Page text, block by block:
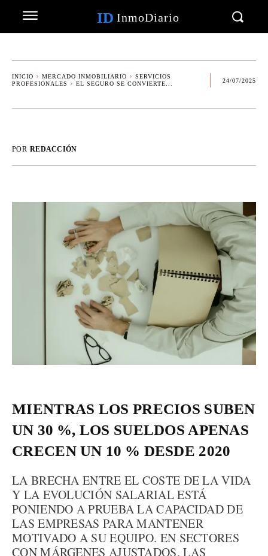
ID InmoDiario
INICIO MERCADO INMOBILIARIO
SERVICIOS
PROFESIONALES
EL SEGURO SE CONVIERTE...
24/07/2025
POR REDACCIÓN
MIENTRAS LOS PRECIOS SUBEN
UN 30 %, LOS SUELDOS APENAS
CRECEN UN 10 % DESDE 2020
LA BRECHA ENTRE EL COSTE DE LA VIDA
Y LA EVOLUCIÓN SALARIAL ESTÁ
PONIENDO A PRUEBA LA CAPACIDAD DE
LAS EMPRESAS PARA MANTENER
MOTIVADO A SU EQUIPO. EN SECTORES
CON MÁRGENES AJUSTADOS, LAS